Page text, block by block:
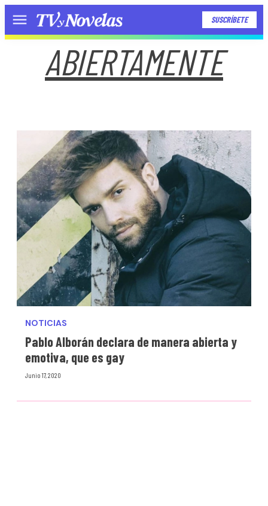
Menú SUSCRÍBETE
ABIERTAMENTE
NOTICIAS
Pablo Alborán declara de manera abierta y
emotiva, que es gay
Junio 17, 2020